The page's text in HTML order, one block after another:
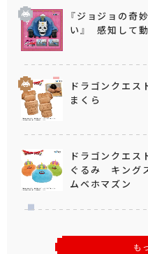
『ジョジョの奇
い』 感知して
ドラゴンクエ
まくら
ドラゴンクエ
ぐるみ キング
ムベホマズン
も